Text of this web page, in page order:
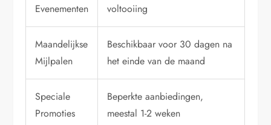
Evenementen
voltooiing
Maandelijkse
Mijlpalen
Beschikbaar voor 30 dagen na
het einde van de maand
Speciale
Promoties
Beperkte aanbiedingen,
meestal 1-2 weken